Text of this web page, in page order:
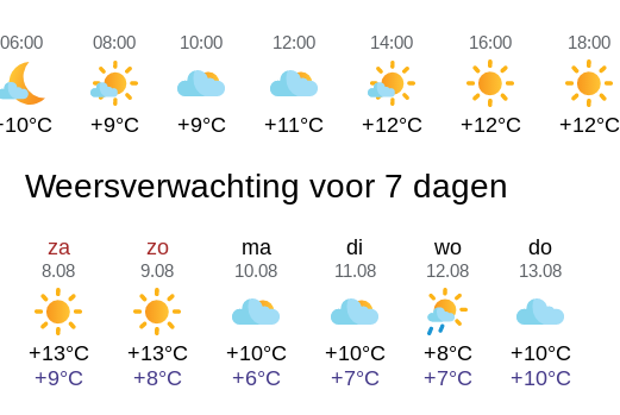
06:00 08:00
+9°C
10:00
+9°C
12:00
+11°C
14:00
+12°C
16:00
+12°C
18:00
+12°C
Weersverwachting voor 7 dagen
za
8.08
+13°C
+9°C
zo
9.08
+13°C
+8°C
ma
10.08
+10°C
+6°C
di
11.08
+10°C
+7°C
wo
12.08
+8°C
+7°C
do
13.08
+10°C
+10°C